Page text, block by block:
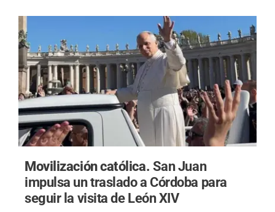
Movilización católica. San Juan
impulsa un traslado a Córdoba para
seguir la visita de León XIV